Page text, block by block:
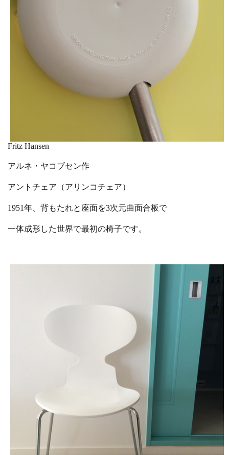
Fritz Hansen
アルネ・ヤコブセン作
アントチェア（アリンコチェア）
1951年、背もたれと座面を3次元曲面合板で
一体成形した世界で最初の椅子です。